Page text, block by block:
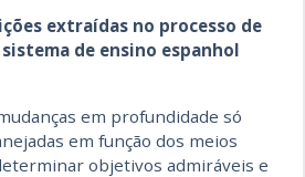
extraídas no processo de
de ensino espanhol
em profundidade só
em função dos meios
objetivos admiráveis e